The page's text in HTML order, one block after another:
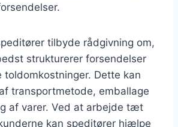
tilbyde rådgivning om,
strukturerer forsendelser
toldomkostninger. Dette kan
transportmetode, emballage
af varer. Ved at arbejde tæt
kan speditører hjælpe